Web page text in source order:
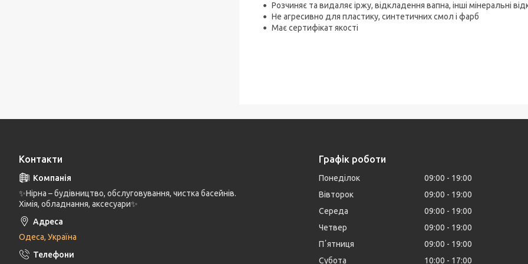
Розчиняє та видаляє іржу, відкладення вапна, інші мінеральні
Не агресивно для пластику, синтетичних смол і фарб
Має сертифікат якості
Контакти
✨Нірна – будівництво, обслуговування, чистка басейнів.
Хімія, обладнання, аксесуари✨
Одеса, Україна
Графік роботи
Понеділок 09:00
19:00
Вівторок
09:00
19:00
Середа
09:00
19:00
Четвер
09:00
19:00
Пʼятниця
09:00
19:00
Субота
10:00 17:00